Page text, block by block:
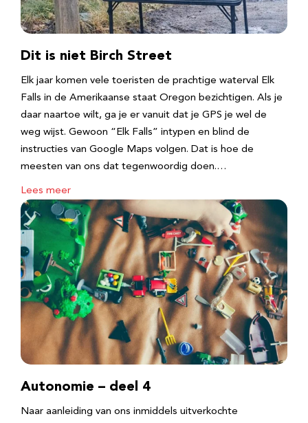
Dit is niet Birch Street
Elk jaar komen vele toeristen de prachtige waterval Elk
Falls in de Amerikaanse staat Oregon bezichtigen. Als je
daar naartoe wilt, ga je er vanuit dat je GPS je wel de
weg wijst. Gewoon “Elk Falls” intypen en blind de
instructies van Google Maps volgen. Dat is hoe de
meesten van ons dat tegenwoordig doen.…
Lees meer
Autonomie – deel 4
Naar aanleiding van ons inmiddels uitverkochte